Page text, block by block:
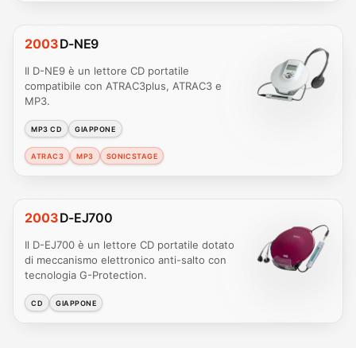
2003D-NE9
Il D-NE9 è un lettore CD portatile
compatibile con ATRAC3plus, ATRAC3 e
MP3.
MP3 CD GIAPPONE
ATRAC3 MP3 SONICSTAGE
2003D-EJ700
Il D-EJ700 è un lettore CD portatile dotato
di meccanismo elettronico anti-salto con
tecnologia G-Protection.
CD GIAPPONE